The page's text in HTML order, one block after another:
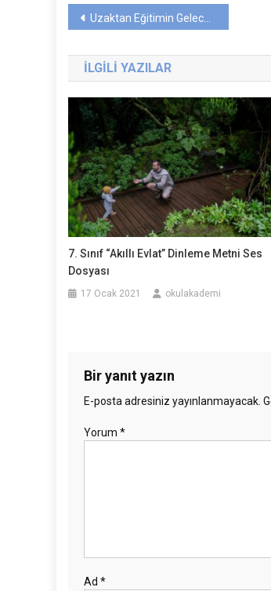
Yazı
gezinmesi
Uzaktan Eğitimin Gelecekte Yeri
İLGILI YAZILAR
7. Sınıf “Akıllı Evlat” Dinleme Metni Ses
Dosyası
17 Ocak 2021 okulakademi
Bir yanıt yazın
E-posta adresiniz yayınlanmayacak.
Yorum *
Ad *